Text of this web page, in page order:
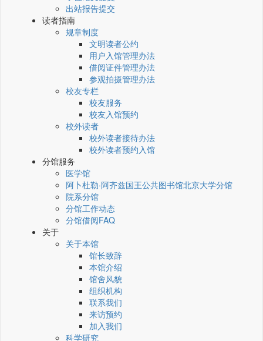
出站报告提交
读者指南
规章制度
文明读者公约
用户入馆管理办法
借阅证件管理办法
参观拍摄管理办法
校友专栏
校友服务
校友入馆预约
校外读者
校外读者接待办法
校外读者预约入馆
分馆服务
医学馆
阿卜杜勒·阿齐兹国王公共图书馆北京大学分馆
院系分馆
分馆工作动态
分馆借阅FAQ
关于
关于本馆
馆长致辞
本馆介绍
馆舍风貌
组织机构
联系我们
来访预约
加入我们
科学研究